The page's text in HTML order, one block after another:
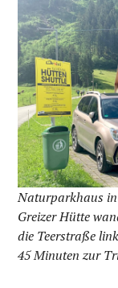
Naturparkhaus in
Greizer Hütte
die Teerstraße
45 Minuten zur